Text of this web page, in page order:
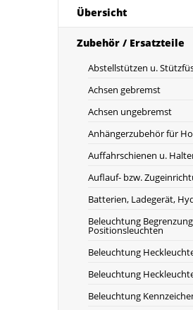
Übersicht
Zubehör / Ersatzteile
Abstellstützen u.
Achsen gebremst
Achsen ungebremst
Anhängerzubehör für
Auffahrschienen u.
Auflauf- bzw.
Batterien, Ladegerät,
Beleuchtung
Positionsleuchten
Beleuchtung
Beleuchtung
Beleuchtung